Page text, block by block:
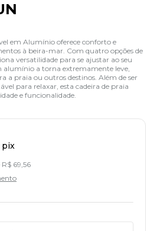
em Alumínio oferece conforto e
à beira-mar. Com quatro opções de
versatilidade para se ajustar ao seu
alumínio a torna extremamente leve,
a praia ou outros destinos. Além de ser
para relaxar, esta cadeira de praia
e funcionalidade.
pix
R$ 69,56